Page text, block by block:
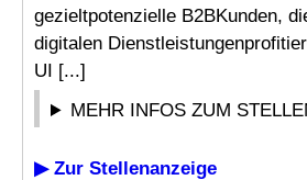
gezieltpotenzielle B2BKunden,
digitalen
UI [...]
MEHR INFOS ZUM
▶ Zur Stellenanzeige